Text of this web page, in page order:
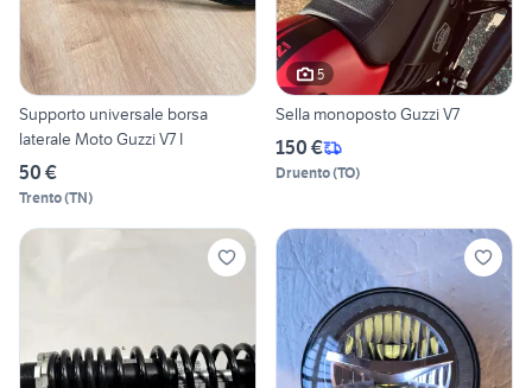
Supporto universale borsa
laterale Moto Guzzi V7 I
50 €
Trento(TN)
5
Sella monoposto Guzzi V7
150 €
Druento(TO)